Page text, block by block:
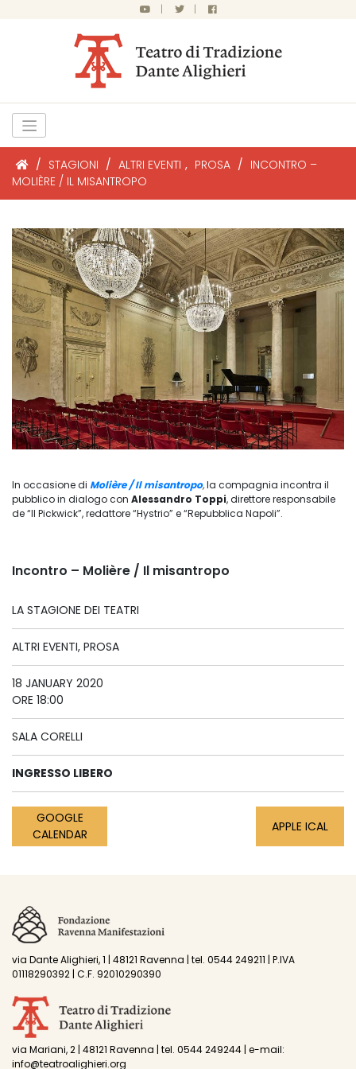
| |
/ STAGIONI / ALTRI EVENTI , PROSA / INCONTRO –
MOLIÈRE / IL MISANTROPO
In occasione di Molière / Il misantropo,la compagnia incontra il
pubblico in dialogo con Alessandro Toppi, direttore responsabile
de “Il Pickwick”, redattore “Hystrio” e “Repubblica Napoli”.
Incontro – Molière / Il misantropo
LA STAGIONE DEI TEATRI
ALTRI EVENTI, PROSA
18 JANUARY 2020
ORE 18:00
SALA CORELLI
INGRESSO LIBERO
GOOGLE
CALENDAR
APPLE ICAL
via Dante Alighieri, 1 | 48121 Ravenna | tel. 0544 249211 | P.IVA
01118290392 | C.F. 92010290390
via Mariani, 2 | 48121 Ravenna | tel. 0544 249244 | e-mail:
info@teatroalighieri.org